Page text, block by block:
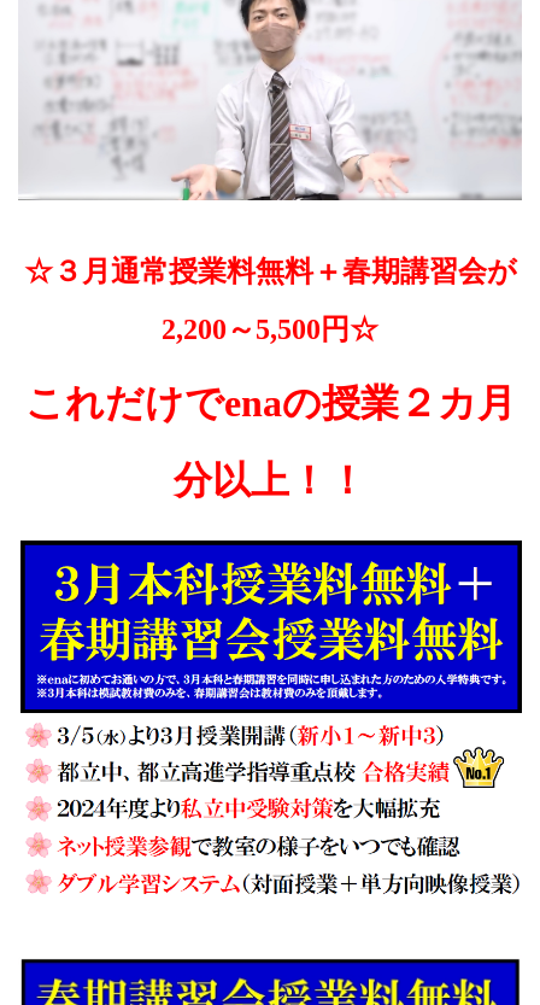
☆３月通常授業料無料＋春期講習会が
2,200～5,500円☆
これだけでenaの授業２カ月
分以上！！